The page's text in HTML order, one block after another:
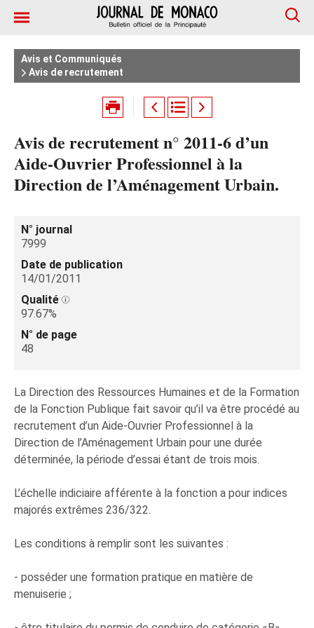
Avis et Communiqués
Avis de recrutement
Avis de recrutement n° 2011-6 d’un
Aide-Ouvrier Professionnel à la
Direction de l’Aménagement Urbain.
N° journal
7999
Date de publication
14/01/2011
Qualité
97.67%
N° de page
48
La Direction des Ressources Humaines et de la Formation
de la Fonction Publique fait savoir qu’il va être procédé au
recrutement d’un Aide-Ouvrier Professionnel à la
Direction de l’Aménagement Urbain pour une durée
déterminée, la période d’essai étant de trois mois.
L’échelle indiciaire afférente à la fonction a pour indices
majorés extrêmes 236/322.
Les conditions à remplir sont les suivantes :
- posséder une formation pratique en matière de
menuiserie ;